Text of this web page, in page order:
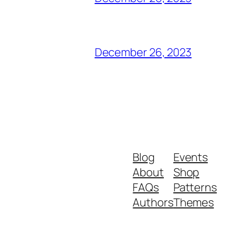
December 26, 2023
Blog
About
FAQs
Authors
Events
Shop
Patterns
Themes